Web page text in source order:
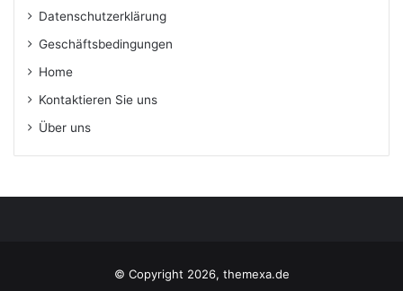
Datenschutzerklärung
Geschäftsbedingungen
Home
Kontaktieren Sie uns
Über uns
© Copyright 2026, themexa.de